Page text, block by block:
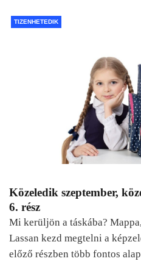
TIZENHETEDIK
Közeledik szeptember,
6. rész
Mi kerüljön a táskába?
Lassan kezd megtelni a
előző részben több fontos